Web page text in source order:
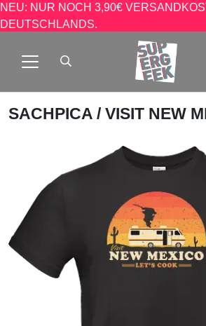
NEU: NUR NOCH 3,90€
DEUTSCHLANDS.
SACHPICA / VISIT NEW